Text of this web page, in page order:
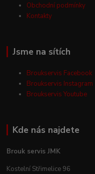
Obchodní podmínky
Kontakty
Jsme na sítích
Broukservis Facebook
Broukservis Instagram
Broukservis Youtube
Kde nás najdete
Brouk servis JMK
Kostelní Střimelice 96